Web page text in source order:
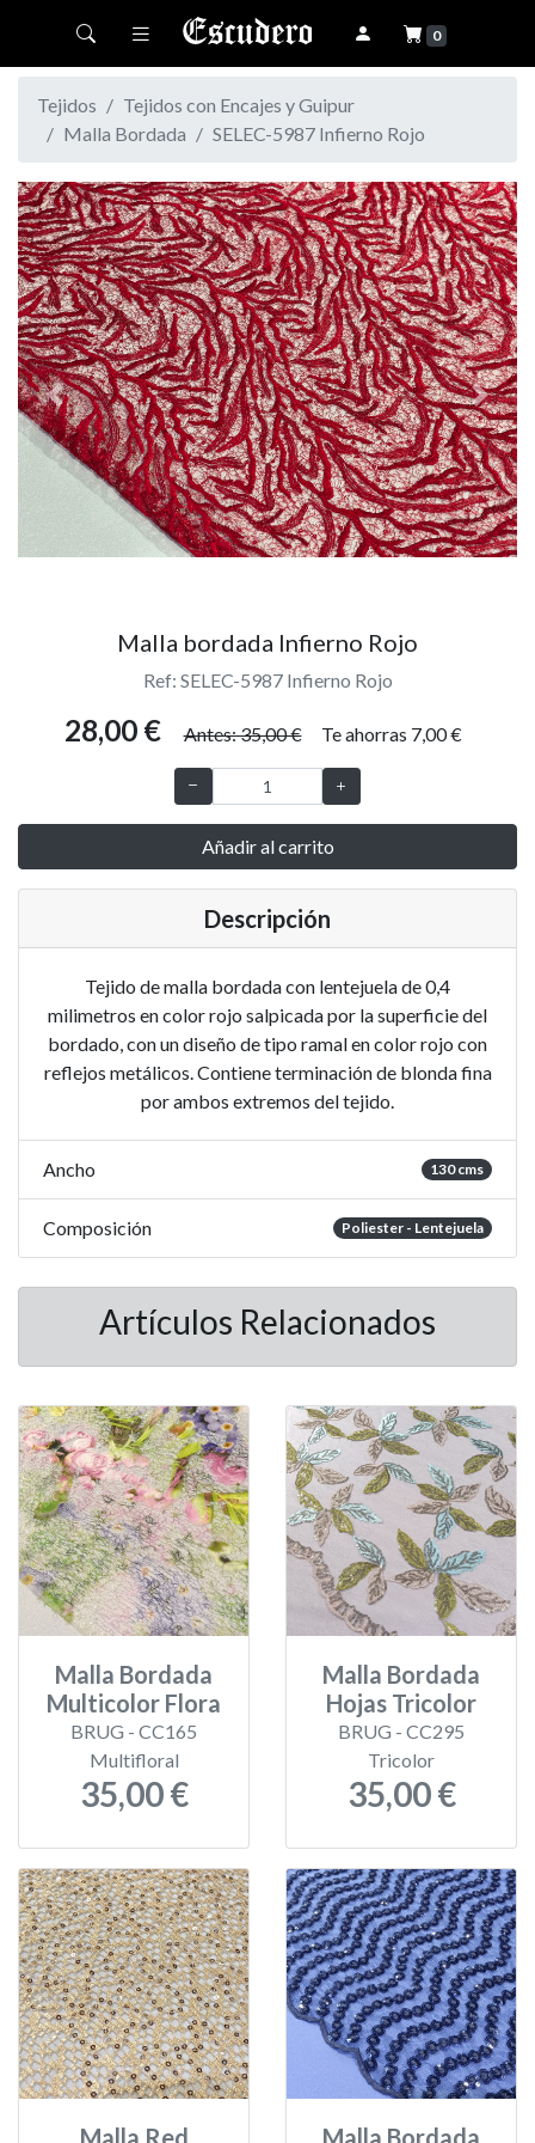
Toggle navigation 0
Tejidos
Tejidos con Encajes y Guipur
Malla Bordada
SELEC-5987 Infierno Rojo
Previous Next
Malla bordada Infierno Rojo
Ref: SELEC-5987 Infierno Rojo
28,00 € Antes: 35,00 € Te ahorras 7,00 €
Añadir al carrito
Descripción
Tejido de malla bordada con lentejuela de 0,4
milimetros en color rojo salpicada por la superficie del
bordado, con un diseño de tipo ramal en color rojo con
reflejos metálicos. Contiene terminación de blonda fina
por ambos extremos del tejido.
Ancho 130 cms
Composición Poliester - Lentejuela
Artículos Relacionados
Malla Bordada
Multicolor Flora
BRUG - CC165
Multifloral
35,00 €
Malla Bordada
Hojas Tricolor
BRUG - CC295
Tricolor
35,00 €
Malla Red Malla Bordada